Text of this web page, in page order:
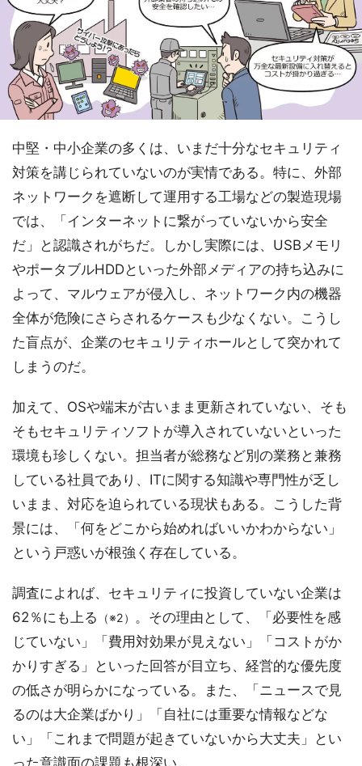
中堅・中小企業の多くは、いまだ十分なセキュリティ
対策を講じられていないのが実情である。特に、外部
ネットワークを遮断して運用する工場などの製造現場
では、「インターネットに繋がっていないから安全
だ」と認識されがちだ。しかし実際には、USBメモリ
やポータブルHDDといった外部メディアの持ち込みに
よって、マルウェアが侵入し、ネットワーク内の機器
全体が危険にさらされるケースも少なくない。こうし
た盲点が、企業のセキュリティホールとして突かれて
しまうのだ。
加えて、OSや端末が古いまま更新されていない、そも
そもセキュリティソフトが導入されていないといった
環境も珍しくない。担当者が総務など別の業務と兼務
している社員であり、ITに関する知識や専門性が乏し
いまま、対応を迫られている現状もある。こうした背
景には、「何をどこから始めればいいかわからない」
という戸惑いが根強く存在している。
調査によれば、セキュリティに投資していない企業は
62％にも上る
（※2） 。その理由として、「必要性を感
じていない」「費用対効果が見えない」「コストがか
かりすぎる」といった回答が目立ち、経営的な優先度
の低さが明らかになっている。また、「ニュースで見
るのは大企業ばかり」「自社には重要な情報などな
い」「これまで問題が起きていないから大丈夫」とい